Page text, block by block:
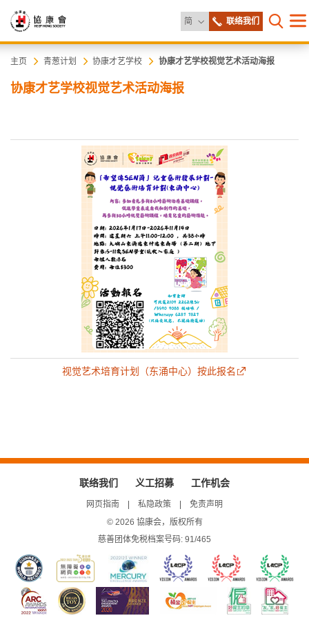
简 更改语言联络我们
打开目
协
康
会
主页 青葱计划 协康才艺学校 协康才艺学校视觉艺术活动海报
协康才艺学校视觉艺术活动海报
视觉艺术培育计划（东涌中心）按此报名
联络我们 义工招募 工作机会
网页指南 私隐政策
免责声明
© 2026 協康会，版权所有
慈善团体免税档案号码: 91/465